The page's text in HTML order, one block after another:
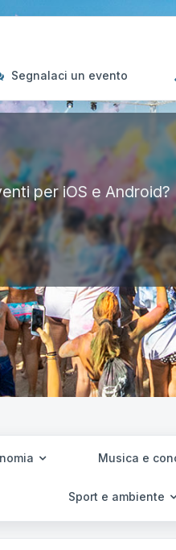
Segnalaci un evento
per iOS e Android?
Musica e
Sport e ambiente